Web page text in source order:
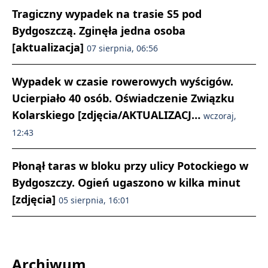
Tragiczny wypadek na trasie S5 pod
Bydgoszczą. Zginęła jedna osoba
[aktualizacja] 07 sierpnia, 06:56
Wypadek w czasie rowerowych wyścigów.
Ucierpiało 40 osób. Oświadczenie Związku
Kolarskiego [zdjęcia/AKTUALIZACJ… wczoraj,
12:43
Płonął taras w bloku przy ulicy Potockiego w
Bydgoszczy. Ogień ugaszono w kilka minut
[zdjęcia] 05 sierpnia, 16:01